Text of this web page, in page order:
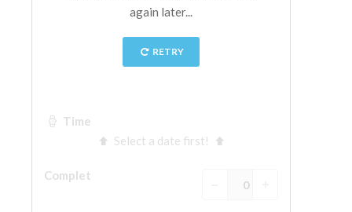
Le Corridor de Vasari
Le Palazzo Vecchio
Santa Maria Novella
Réserver une visite guidée